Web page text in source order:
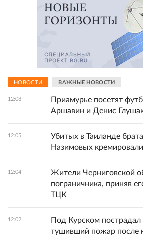
НОВОСТИ ВАЖНЫЕ НОВОСТИ
12:08
Приамурье посетят
Аршавин и Денис
12:05
Убитых в Таиланде
Назимовых кремировали
12:04
Жители Черниговской
пограничника, приняв
ТЦК
12:02
Под Курском
тушивший пожар после